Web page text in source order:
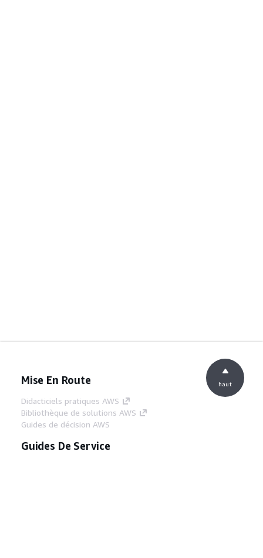
Mise En Route
Didacticiels pratiques AWS
Bibliothèque de solutions AWS
Guides de décision AWS
Guides De Service
haut